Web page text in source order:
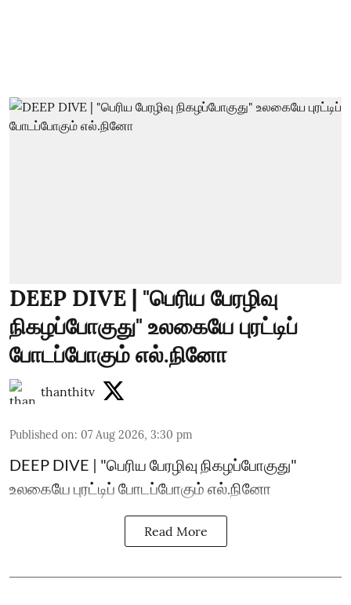
DEEP DIVE | "பெரிய பேரழிவு
நிகழப்போகுது" உலகையே புரட்டிப்
போடப்போகும் எல்.நினோ
thanthitv
Published on: 07 Aug 2026, 3:30 pm
DEEP DIVE | "பெரிய பேரழிவு நிகழப்போகுது"
உலகையே புரட்டிப் போடப்போகும் எல்.நினோ
Read More